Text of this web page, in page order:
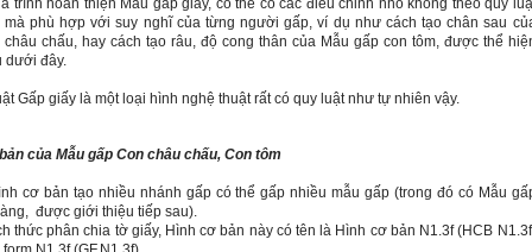
trình hoàn thiện Mẫu gấp giấy, có thể có các điều chỉnh nhỏ không theo quy
mà phù hợp với suy nghĩ của từng người gấp, ví dụ như cách tạo chân sau
châu chấu, hay cách tạo râu, độ cong thân của Mẫu gấp con tôm, được thể
dưới đây.
Gấp giấy là một loại hình nghệ thuật rất có quy luật như tự nhiên vậy.
của Mẫu gấp Con châu chấu, Con tôm
cơ bản tạo nhiều nhánh gấp có thể gấp nhiều mẫu gấp (trong đó có Mẫu
được giới thiệu tiếp sau).
thức phân chia tờ giấy, Hình cơ bản này có tên là Hình cơ bản N1.3f (HCB